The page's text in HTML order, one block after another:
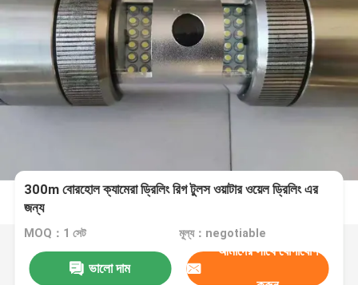
300m বোরহোল ক্যামেরা ড্রিলিং রিগ টুলস ওয়াটার ওয়েল ড্রিলিং এর
জন্য
MOQ：1 সেট মূল্য：negotiable
ভালো দাম
আমাদের সাথে যোগাযোগ